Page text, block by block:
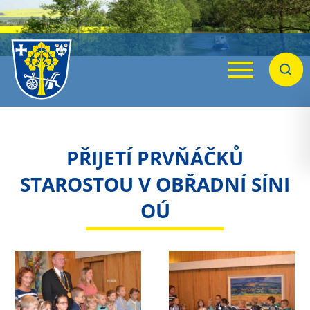
Menu
PŘIJETÍ PRVŇÁČKŮ
STAROSTOU V OBŘADNÍ SÍNI
OÚ